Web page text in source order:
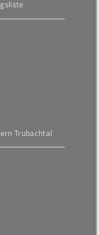
Trubachtal